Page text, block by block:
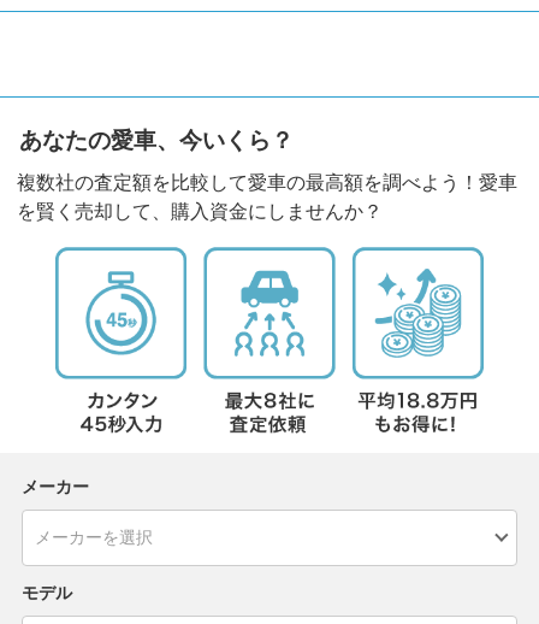
あなたの愛車、今いくら？
複数社の査定額を比較して愛車の最高額を調べよう！愛車
を賢く売却して、購入資金にしませんか？
メーカー
モデル